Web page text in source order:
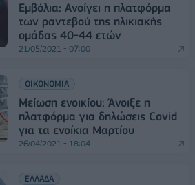
Εμβόλια: Ανοίγει η πλατφόρμα
των ραντεβού της ηλικιακής
ομάδας 40-44 ετών
21/05/2021 - 07:00
ΟΙΚΟΝΟΜΙΑ
Μείωση ενοικίου: Άνοιξε η
πλατφόρμα για δηλώσεις Covid
για τα ενοίκια Μαρτίου
26/04/2021 - 18:04
ΕΛΛΑΔΑ